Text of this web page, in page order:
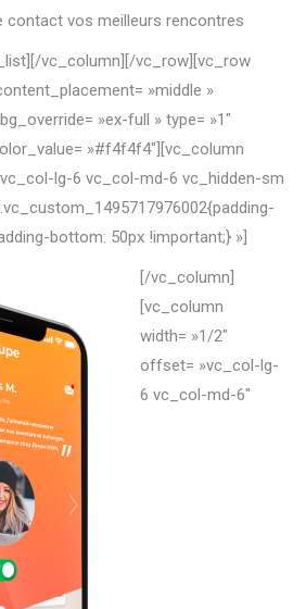
contact vos meilleurs rencontres
vc_column][/vc_row][vc_row
»middle »
»ex-full » type= »1″
»#f4f4f4″][vc_column
lg-6 vc_col-md-6 vc_hidden-sm
bottom: 50px !important;} »]
[/vc_column]
[vc_column
width= »1/2″
offset= »vc_col-lg-
6 vc_col-md-6″